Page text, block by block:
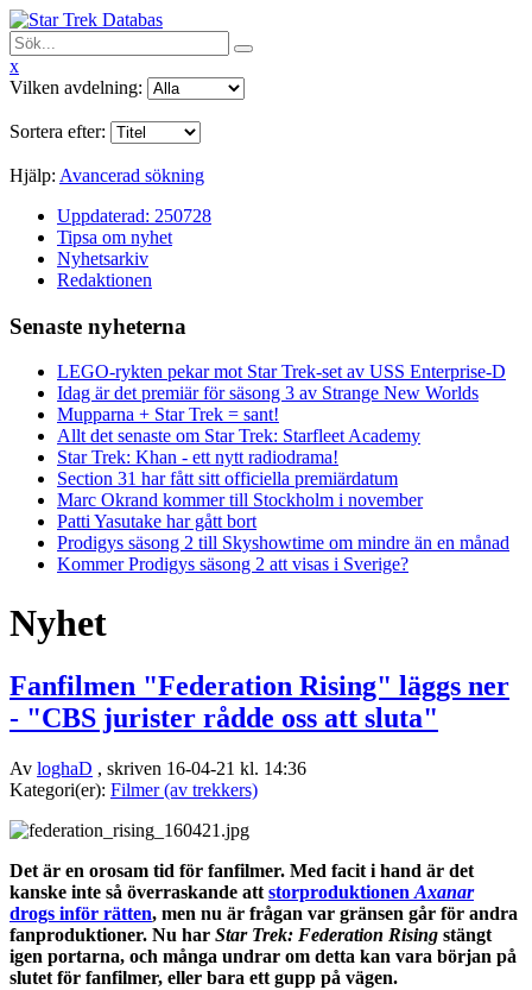
x
Vilken avdelning:
Sortera efter:
Hjälp: Avancerad sökning
Uppdaterad: 250728
Tipsa om nyhet
Nyhetsarkiv
Redaktionen
Senaste nyheterna
LEGO-rykten pekar mot Star Trek-set av USS Enterprise-D
Idag är det premiär för säsong 3 av Strange New Worlds
Mupparna + Star Trek = sant!
Allt det senaste om Star Trek: Starfleet Academy
Star Trek: Khan - ett nytt radiodrama!
Section 31 har fått sitt officiella premiärdatum
Marc Okrand kommer till Stockholm i november
Patti Yasutake har gått bort
Prodigys säsong 2 till Skyshowtime om mindre än en månad
Kommer Prodigys säsong 2 att visas i Sverige?
Nyhet
Fanfilmen "Federation Rising" läggs ner
- "CBS jurister rådde oss att sluta"
Av loghaD , skriven 16-04-21 kl. 14:36
Kategori(er): Filmer (av trekkers)
Det är en orosam tid för fanfilmer. Med facit i hand är det
kanske inte så överraskande att storproduktionen Axanar
drogs inför rätten, men nu är frågan var gränsen går för andra
fanproduktioner. Nu har Star Trek: Federation Rising stängt
igen portarna, och många undrar om detta kan vara början på
slutet för fanfilmer, eller bara ett gupp på vägen.